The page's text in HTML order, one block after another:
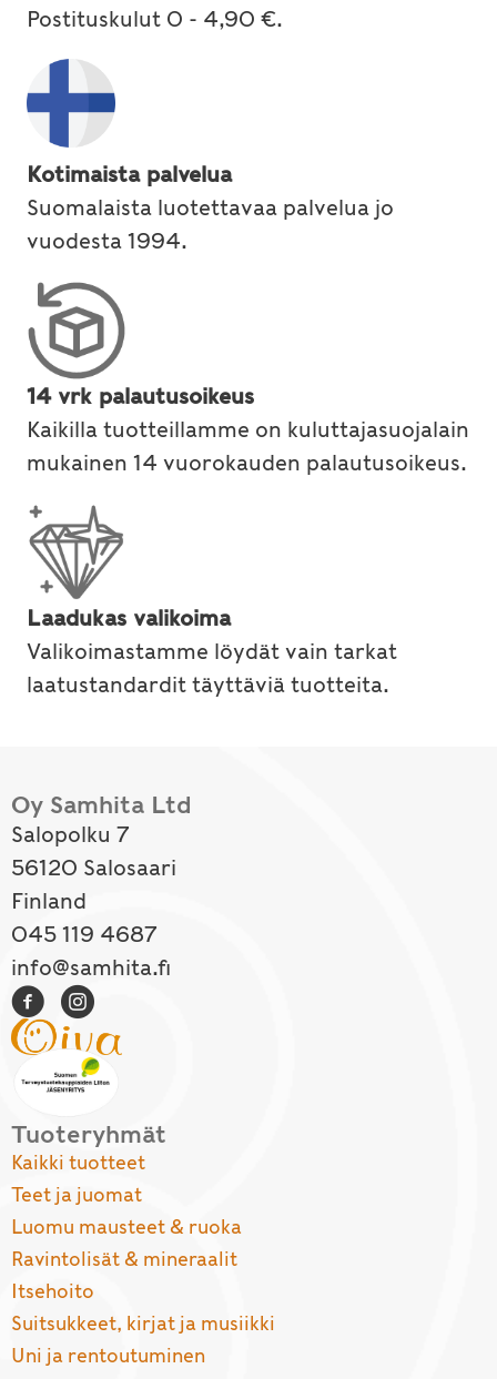
Postituskulut 0 - 4,90 €.
Kotimaista palvelua
Suomalaista luotettavaa palvelua jo
vuodesta 1994.
14 vrk palautusoikeus
Kaikilla tuotteillamme on kuluttajasuojalain
mukainen 14 vuorokauden palautusoikeus.
Laadukas valikoima
Valikoimastamme löydät vain tarkat
laatustandardit täyttäviä tuotteita.
Oy Samhita Ltd
Salopolku 7
56120 Salosaari
Finland
045 119 4687
info@samhita.fi
Tuoteryhmät
Kaikki tuotteet
Teet ja juomat
Luomu mausteet & ruoka
Ravintolisät & mineraalit
Itsehoito
Suitsukkeet, kirjat ja musiikki
Uni ja rentoutuminen